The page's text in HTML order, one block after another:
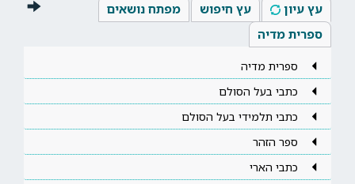
עץ עיון עץ חיפוש
מפתח נושאים
ספרית מדיה
ספרית מדיה
כתבי בעל הסולם
כתבי תלמידי בעל הסולם
ספר הזהר
כתבי הארי